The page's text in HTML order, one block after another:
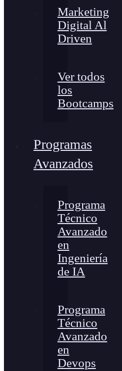
Marketing
Digital Al
Driven
Ver todos
los
Bootcamps
Programas
Avanzados
Programa
Técnico
Avanzado
en
Ingeniería
de IA
Programa
Técnico
Avanzado
en
Devops